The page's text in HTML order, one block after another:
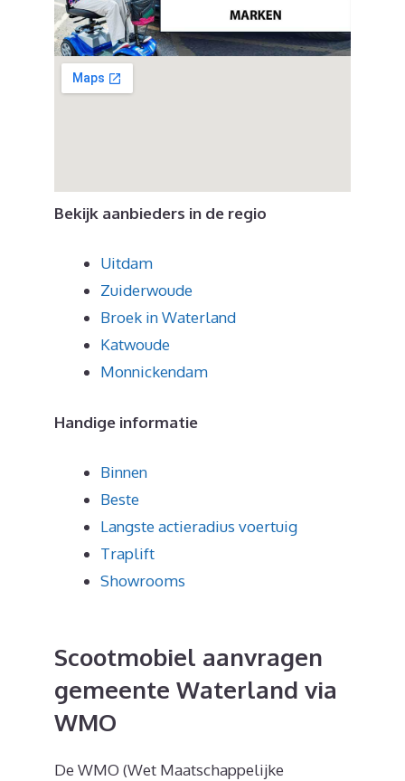
Bekijk aanbieders in de regio
Uitdam
Zuiderwoude
Broek in Waterland
Katwoude
Monnickendam
Handige informatie
Binnen
Beste
Langste actieradius voertuig
Traplift
Showrooms
Scootmobiel aanvragen
gemeente Waterland via
WMO
De WMO (Wet Maatschappelijke